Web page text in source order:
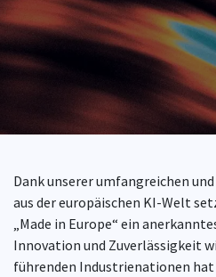
Dank unserer umfangreichen
aus der europäischen KI-Welt
„Made in Europe“ ein
Innovation und Zuverlässigkeit
führenden Industrienationen